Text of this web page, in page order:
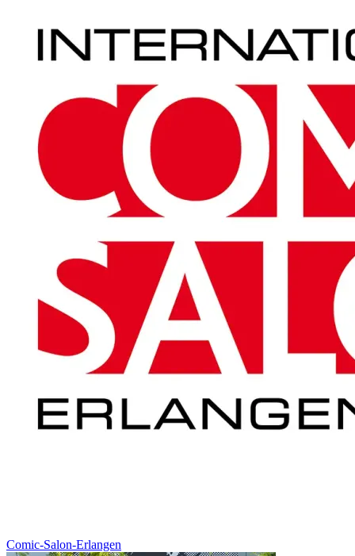
Comic-Salon-Erlangen